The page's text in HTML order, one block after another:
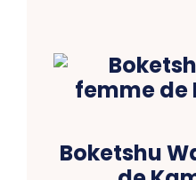
Boketshu